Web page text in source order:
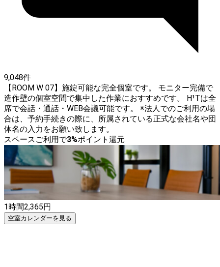
9,048件
【ROOM W 07】施錠可能な完全個室です。 モニター完備で
造作壁の個室空間で集中した作業におすすめです。 H¹Tは全
席で会話・通話・WEB会議可能です。 ※法人でのご利用の場
合は、予約手続きの際に、所属されている正式な会社名や団
体名の入力をお願い致します。
スペースご利用で3%ポイント還元
1時間2,365円
空室カレンダーを見る